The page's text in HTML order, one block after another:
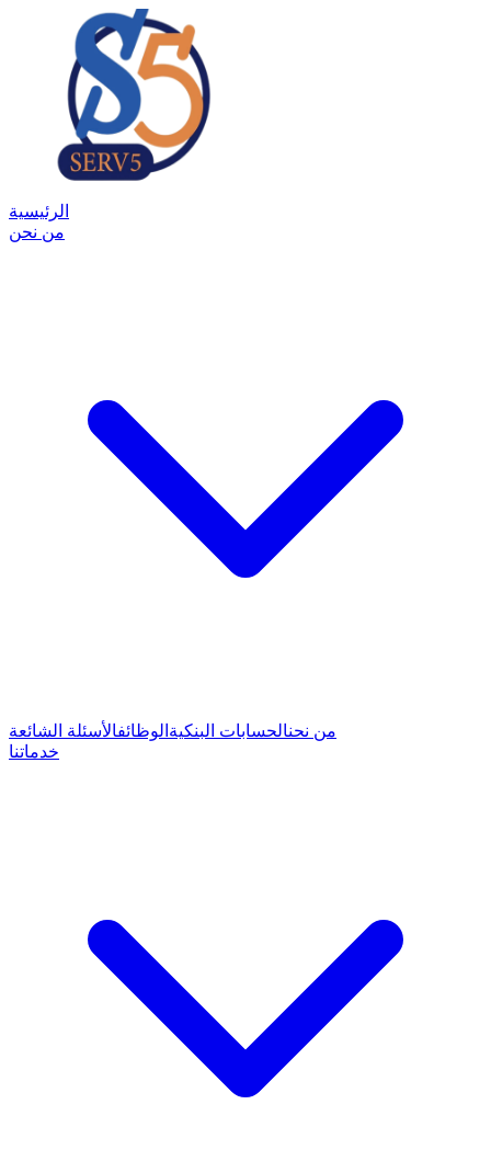
الرئيسية
من نحن
من نحنالحسابات البنكية الوظائفالأسئلة الشائعة
خدماتنا